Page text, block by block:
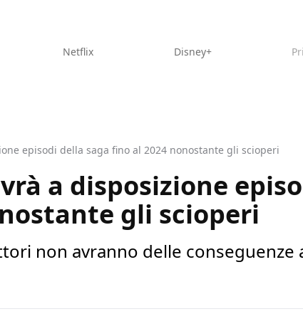
Netflix Disney+
episodi della saga fino al 2024 nonostante gli scioperi
a disposizione
gli scioperi
non avranno delle conseguenze